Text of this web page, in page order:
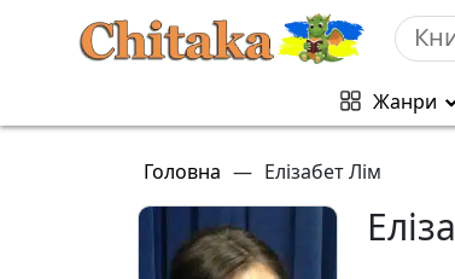
Жанри
Головна — Елізабет Лім